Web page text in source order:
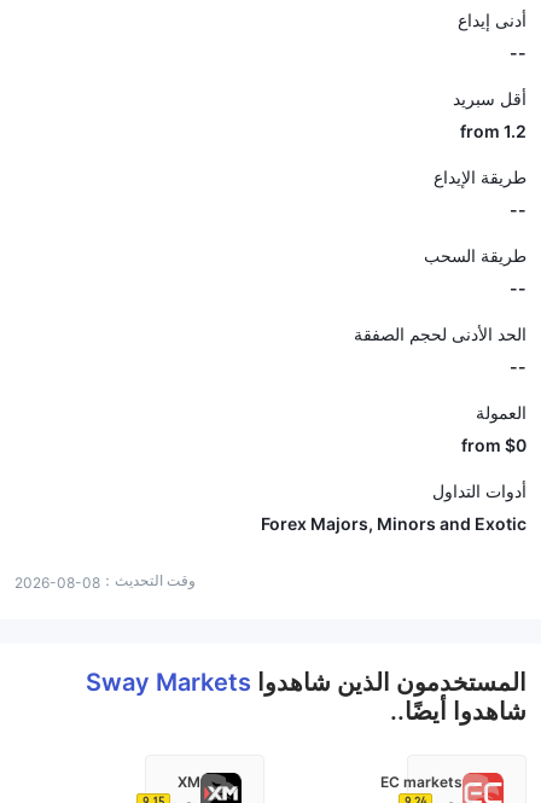
أدنى إيداع
--
أقل سبريد
from 1.2
طريقة الإيداع
--
طريقة السحب
--
الحد الأدنى لحجم الصفقة
--
العمولة
from $0
أدوات التداول
Forex Majors, Minors and Exotic
وقت التحديث： 2026-08-08
المستخدمون الذين شاهدوا Sway Markets
شاهدوا أيضًا..
EC markets
XM